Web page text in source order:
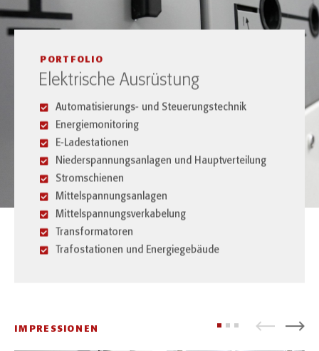
PORTFOLIO
Elektrische Ausrüstung
Automatisierungs- und Steuerungstechnik
Energiemonitoring
E-Ladestationen
Niederspannungsanlagen und Hauptverteilung
Stromschienen
Mittelspannungsanlagen
Mittelspannungsverkabelung
Transformatoren
Trafostationen und Energiegebäude
IMPRESSIONEN